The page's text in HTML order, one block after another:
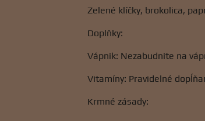
Zelené klíčky, brokolica,
Doplňky:
Vápnik: Nezabudnite na
Vitamíny: Pravidelné
Krmné zásady: